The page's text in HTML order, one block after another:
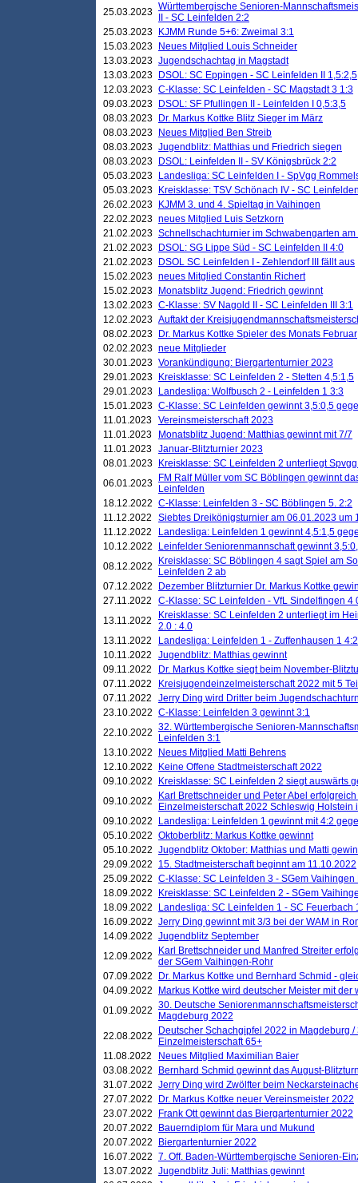
25.03.2023 Württembergische Senioren-
II - SC Leinfelden 2:2
25.03.2023
KJMM Runde 5+6: Zweimal 3:1
15.03.2023
Neues Mitglied Louis Schneider
13.03.2023 Jugendschachtag in Magstadt
13.03.2023
DSOL: SC Eppingen - SC Leinfelden II 1,5:2,5
12.03.2023 C-Klasse: SC Leinfelden - SC Magstadt 3 1:3
09.03.2023
DSOL: SF Pfullingen II - Leinfelden I 0,5:3,5
08.03.2023
Dr. Markus Kottke Blitz Sieger im März
08.03.2023
Neues Mitglied Ben Streib
08.03.2023 Jugendblitz: Matthias und Friedrich siegen
08.03.2023
DSOL: Leinfelden II - SV Königsbrück 2:2
05.03.2023
Landesliga: SC Leinfelden I - SpVgg
05.03.2023
Kreisklasse: TSV Schönach IV - SC
26.02.2023
KJMM 3. und 4. Spieltag in Vaihingen
22.02.2023 neues Mitglied Luis Setzkorn
21.02.2023 Schnellschachturnier im Schwabengarten
21.02.2023
DSOL: SG Lippe Süd - SC Leinfelden II 4:0
21.02.2023
DSOL SC Leinfelden I - Zehlendorf III fällt aus
15.02.2023 neues Mitglied Constantin Richert
15.02.2023
Monatsblitz Jugend: Friedrich gewinnt
13.02.2023 C-Klasse: SV Nagold II - SC Leinfelden III 3:1
12.02.2023 Auftakt der
08.02.2023
Dr. Markus Kottke Spieler des Monats Februar
02.02.2023 neue Mitglieder
30.01.2023 Vorankündigung: Biergartenturnier 2023
29.01.2023
Kreisklasse: SC Leinfelden 2 - Stetten 4,5:1,5
29.01.2023
Landesliga: Wolfbusch 2 - Leinfelden 1 3:3
15.01.2023 C-Klasse: SC Leinfelden gewinnt 3,5:0,5
11.01.2023 Vereinsmeisterschaft 2023
11.01.2023
Monatsblitz Jugend: Matthias gewinnt mit 7/7
11.01.2023 Januar-Blitzturnier 2023
08.01.2023
Kreisklasse: SC Leinfelden 2 unterliegt
06.01.2023
FM Ralf Müller vom SC Böblingen gewinnt
Leinfelden
18.12.2022 C-Klasse: Leinfelden 3 - SC Böblingen 5. 2:2
11.12.2022
Siebtes Dreikönigsturnier am 06.01.2023 um
11.12.2022
Landesliga: Leinfelden 1 gewinnt 4,5:1,5
10.12.2022
Leinfelder Seniorenmannschaft gewinnt
08.12.2022
Kreisklasse: SC Böblingen 4 sagt Spiel am
Leinfelden 2 ab
07.12.2022
Dezember Blitzturnier Dr. Markus Kottke
27.11.2022
C-Klasse: SC Leinfelden - VfL Sindelfingen 4
13.11.2022
Kreisklasse: SC Leinfelden 2 unterliegt im
2.0 : 4.0
13.11.2022
Landesliga: Leinfelden 1 - Zuffenhausen 1 4:2
10.11.2022
Jugendblitz: Matthias gewinnt
09.11.2022
Dr. Markus Kottke siegt beim November-
07.11.2022
Kreisjugendeinzelmeisterschaft 2022 mit 5
07.11.2022
Jerry Ding wird Dritter beim
23.10.2022 C-Klasse: Leinfelden 3 gewinnt 3:1
22.10.2022 32. Württembergische Senioren-
Leinfelden 3:1
13.10.2022
Neues Mitglied Matti Behrens
12.10.2022
Keine Offene Stadtmeisterschaft 2022
09.10.2022
Kreisklasse: SC Leinfelden 2 siegt auswärts
09.10.2022
Karl Brettschneider und Peter Abel
Einzelmeisterschaft 2022 Schleswig Holstein
09.10.2022
Landesliga: Leinfelden 1 gewinnt mit 4:2
05.10.2022 Oktoberblitz: Markus Kottke gewinnt
05.10.2022 Jugendblitz Oktober: Matthias und Matti
29.09.2022
15. Stadtmeisterschaft beginnt am 11.10.2022
25.09.2022 C-Klasse: SC Leinfelden 3 - SGem Vaihingen
18.09.2022
Kreisklasse: SC Leinfelden 2 - SGem
18.09.2022
Landesliga: SC Leinfelden 1 - SC Feuerbach
16.09.2022 Jerry Ding gewinnt mit 3/3 bei der WAM in
14.09.2022 Jugendblitz September
12.09.2022
Karl Brettschneider und Manfred Streiter
der SGem Vaihingen-Rohr
07.09.2022
Dr. Markus Kottke und Bernhard Schmid -
04.09.2022
Markus Kottke wird deutscher Meister mit
01.09.2022 30. Deutsche
Magdeburg 2022
22.08.2022
Deutscher Schachgipfel 2022 in Magdeburg
Einzelmeisterschaft 65+
11.08.2022
Neues Mitglied Maximilian Baier
03.08.2022
Bernhard Schmid gewinnt das August-
31.07.2022 Jerry Ding wird Zwölfter beim
27.07.2022
Dr. Markus Kottke neuer Vereinsmeister 2022
23.07.2022
Frank Ott gewinnt das Biergartenturnier 2022
20.07.2022
Bauerndiplom für Mara und Mukund
20.07.2022
Biergartenturnier 2022
16.07.2022 7. Off. Baden-Württembergische Senioren-
13.07.2022 Jugendblitz Juli: Matthias gewinnt